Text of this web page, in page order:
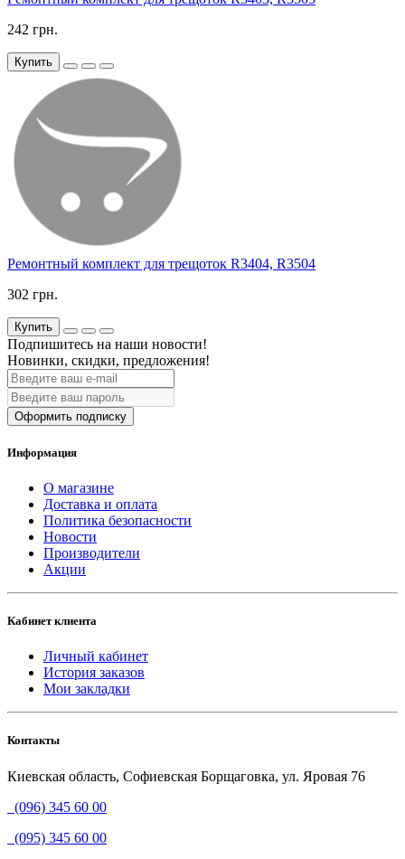
242 грн.
Купить
Ремонтный комплект для трещоток R3404, R3504
302 грн.
Купить
Подпишитесь на наши новости!
Новинки, скидки, предложения!
Оформить подписку
Информация
О магазине
Доставка и оплата
Политика безопасности
Новости
Производители
Акции
Кабинет клиента
Личный кабинет
История заказов
Мои закладки
Контакты
Киевская область, Софиевская Борщаговка, ул. Яровая 76
(096) 345 60 00
(095) 345 60 00